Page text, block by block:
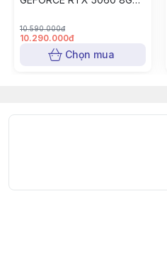
10.590.000đ
10.290.000đ
Chọn mua